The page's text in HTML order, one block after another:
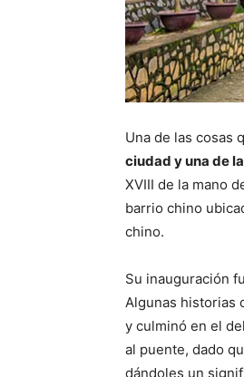
Una de las cosas
ciudad y una de
XVIII de la mano
barrio chino
chino.
Su inauguración
Algunas historias
y culminó en el
al puente, dado
dándoles un